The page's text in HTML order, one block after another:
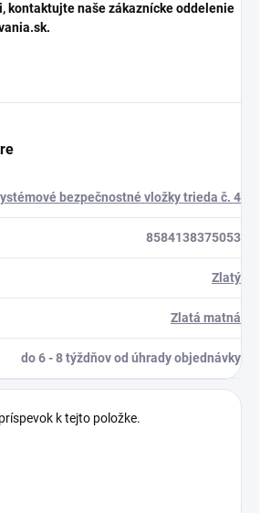
kontaktujte naše zákaznícke oddelenie
bezpečnostné vložky trieda č. 4
8584138375053
Zlatý
Zlatá matná
do 6 - 8 týždňov od úhrady objednávky
k tejto položke.